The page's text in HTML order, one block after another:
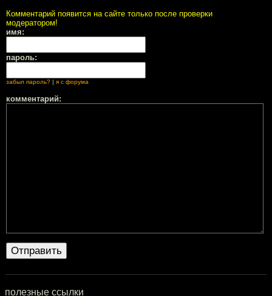
Комментарий появится на сайте только после проверки
модератором!
имя:
пароль:
забыл пароль? я с форума
комментарий:
полезные ссылки